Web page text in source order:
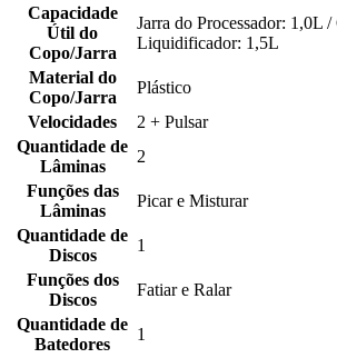
Capacidade
Útil do
Copo/Jarra
Jarra do Processador: 1,0L
Liquidificador: 1,5L
Material do
Copo/Jarra
Plástico
Velocidades
2 + Pulsar
Quantidade de
Lâminas
2
Funções das
Lâminas
Picar e Misturar
Quantidade de
Discos
1
Funções dos
Discos
Fatiar e Ralar
Quantidade de
Batedores
1